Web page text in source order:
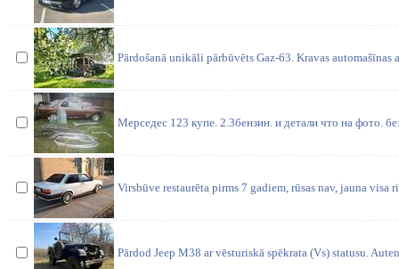
Pārdošanā unikāli pārbūvēts Gaz-63. Kravas automašīnas
Мерседес 123 купе. 2.3бензин. и детали что на фото.
Virsbūve restaurēta pirms 7 gadiem, rūsas nav, jauna visa
Pārdod Jeep M38 ar vēsturiskā spēkrata (Vs) statusu.